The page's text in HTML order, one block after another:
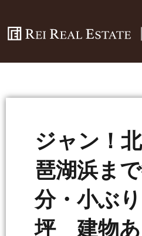
ジャン！
琶湖浜ま
分・小ぶ
坪 建物あ